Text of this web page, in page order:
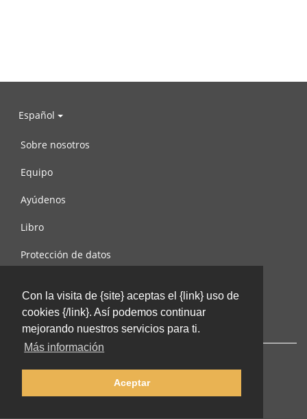
Con la visita de {site} aceptas el {link} uso de
cookies {/link}. Así podemos continuar
mejorando nuestros servicios para ti.
Más información
Aceptar
Español
Sobre nosotros
Equipo
Ayúdenos
Libro
Protección de datos
Contáctenos
© 2002-2026 lernu.net |Impressum